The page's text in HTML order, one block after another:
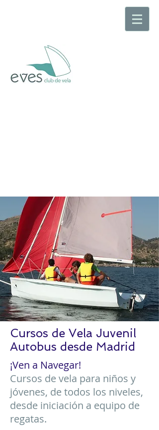
Cursos de Vela Juvenil
Autobus desde Madrid
¡Ven a Navegar!
Cursos de vela para niños y
jóvenes, de todos los niveles,
desde iniciación a equipo de
regatas.